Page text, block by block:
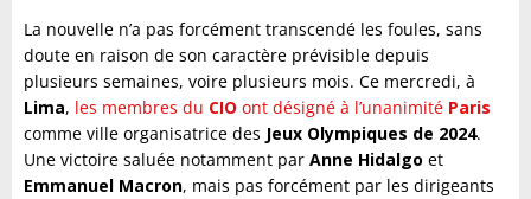
La nouvelle n’a pas forcément transcendé les foules, sans
doute en raison de son caractère prévisible depuis
plusieurs semaines, voire plusieurs mois. Ce mercredi, à
Lima, les membres du CIO ont désigné à l’unanimité Paris
comme ville organisatrice des Jeux Olympiques de 2024.
Une victoire saluée notamment par Anne Hidalgo et
Emmanuel Macron, mais pas forcément par les dirigeants